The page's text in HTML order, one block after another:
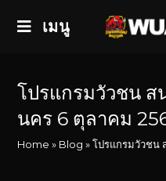
เมนู
โปรแกรมวัวชน
นคร 6 ตุลาคม
Home » Blog »โปรแกรมวัวชน